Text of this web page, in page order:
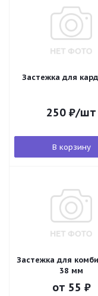
Застежка для
250 ₽/шт
В корзину
Застежка для
38 мм
от 55 ₽